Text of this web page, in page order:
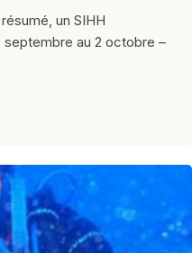
un SIHH
au 2 octobre –